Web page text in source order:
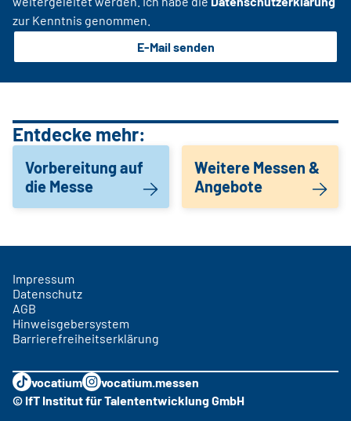
zur Kenntnis genommen.
E-Mail senden
Entdecke mehr:
Vorbereitung auf
die Messe
Weitere Messen &
Angebote
Impressum
Datenschutz
AGB
Hinweisgebersystem
Barrierefreiheitserklärung
vocatium
vocatium.messen
© IfT Institut für Talententwicklung GmbH